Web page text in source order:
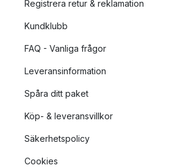
Registrera retur & reklamation
Kundklubb
FAQ - Vanliga frågor
Leveransinformation
Spåra ditt paket
Köp- & leveransvillkor
Säkerhetspolicy
Cookies